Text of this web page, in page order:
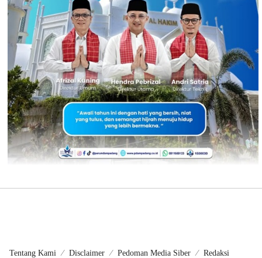
Tentang Kami Disclaimer Pedoman Media Siber Redaksi